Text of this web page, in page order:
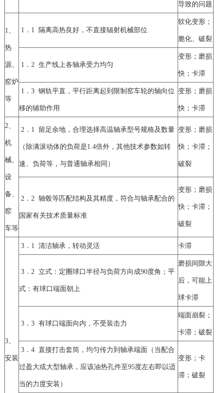
导致的问题
1、
热
源、
窑炉
等
1．1 隔离高热良好，不直接辐射机械部位
软化变形；
脆化、破裂
1．2 生产线上各轴承受力均匀
变形；磨损
快；卡滞
1．3 钢轨平直，平行距离起到限制窑车轮的轴向位
移的辅助作用
变形；磨损
快；卡滞
2、
机
械、
设
备、
窑
车等
2．1 留足余地，合理选择高温轴承型号规格及数量
（除满滚动体的负荷是1.4倍外，其他技术参数如转
速、负荷等，与普通轴承相同）
变形；磨损
快；卡滞；
破裂
2．2 轴毂等匹配结构及其精度，符合与轴承配合的
国家有关技术质量标准
变形；磨损
快；卡滞；
破裂
3、
安装
3．1 清洁轴承，转动灵活 卡滞
3．2 立式：定圈球口半径与负荷方向成90度角；平
式：有球口端面朝上
磨损间隙大
后，可能上
球卡滞
3．3 有球口端面向内，不受装击力
端面崩裂；
卡滞；破裂
3．4 直接打击套筒，均匀传力到轴承端面（当配合
过盈大或大型轴承，应该油热孔件至95度左右即以适
当的力度安装）
变形；卡
滞；破裂